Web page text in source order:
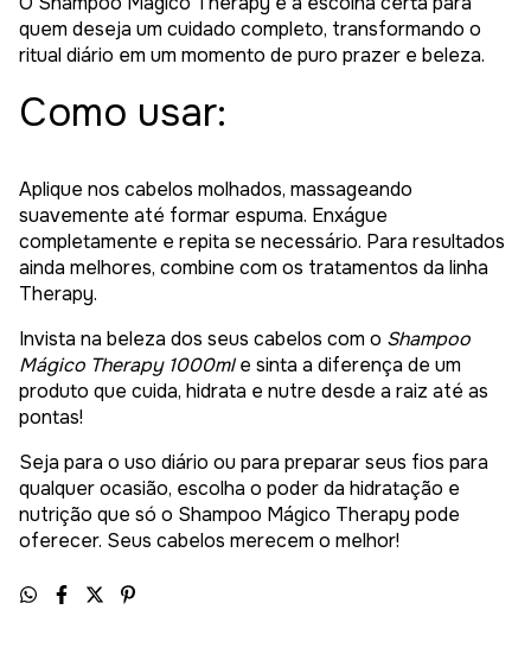
quem deseja um cuidado completo, transformando o
ritual diário em um momento de puro prazer e beleza.
Como usar:
Aplique nos cabelos molhados, massageando
suavemente até formar espuma. Enxágue
completamente e repita se necessário. Para resultados
ainda melhores, combine com os tratamentos da linha
Therapy.
Invista na beleza dos seus cabelos com o Shampoo
Mágico Therapy 1000mle sinta a diferença de um
produto que cuida, hidrata e nutre desde a raiz até as
pontas!
Seja para o uso diário ou para preparar seus fios para
qualquer ocasião, escolha o poder da hidratação e
nutrição que só o Shampoo Mágico Therapy pode
oferecer. Seus cabelos merecem o melhor!